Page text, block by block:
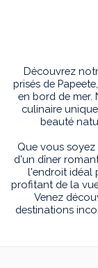
Découvrez
prisés de
en bord de mer.
culinaire
beauté
Que vous
d'un dîner
l'endroit idéal
profitant de la
Venez
destinations